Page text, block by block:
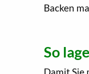
Backen
So
Damit Sie